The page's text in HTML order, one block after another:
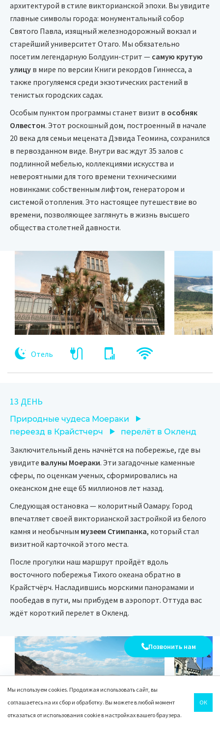
архитектурой в стиле викторианской эпохи. Вы увидите
главные символы города: монументальный собор
Святого Павла, изящный железнодорожный вокзал и
старейший университет Отаго. Мы обязательно
посетим легендарную Болдуин-стрит — самую крутую
улицу в мире по версии Книги рекордов Гиннесса, а
также прогуляемся среди экзотических растений в
тенистых городских садах.
Особым пунктом программы станет визит в особняк
Олвестон. Этот роскошный дом, построенный в начале
20 века для семьи мецената Дэвида Теомина, сохранился
в первозданном виде. Внутри вас ждут 35 залов с
подлинной мебелью, коллекциями искусства и
невероятными для того времени техническими
новинками: собственным лифтом, генератором и
системой отопления. Это настоящее путешествие во
времени, позволяющее заглянуть в жизнь высшего
общества столетней давности.
Отель
13 ДЕНЬ
Природные чудеса Моераки
переезд в Крайстчерч
перелёт в Окленд
Заключительный день начнётся на побережье, где вы
увидите валуны Моераки. Эти загадочные каменные
сферы, по оценкам ученых, сформировались на
океанском дне еще 65 миллионов лет назад.
Следующая остановка — колоритный Оамару. Город
впечатляет своей викторианской застройкой из белого
камня и необычным музеем Стимпанка, который стал
визитной карточкой этого места.
После прогулки наш маршрут пройдёт вдоль
восточного побережья Тихого океана обратно в
Крайстчёрч. Насладившись морскими панорамами и
пообедав в пути, мы прибудем в аэропорт. Оттуда вас
ждёт короткий перелет в Окленд.
Позвонить нам
Мы используем cookies. Продолжая использовать сайт, вы
соглашаетесь на их сбор и обработку. Вы можете в любой момент
отказаться от использования cookie в настройках вашего браузера.
ОК